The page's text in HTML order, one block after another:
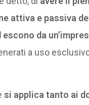
attiva e passiva
da
a uso
si applica tanto ai